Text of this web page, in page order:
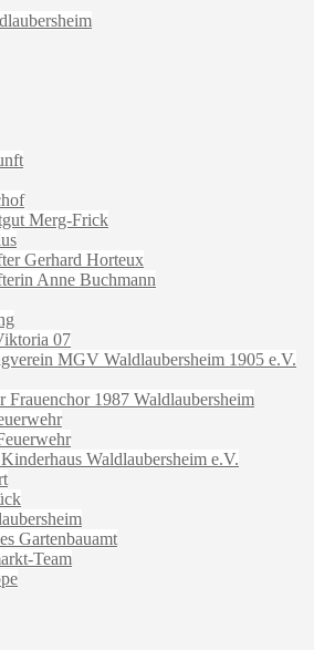
Merg-Frick
Gerhard Horteux
Anne Buchmann
07
MGV Waldlaubersheim 1905 e.V.
Frauenchor 1987 Waldlaubersheim
Waldlaubersheim e.V.
Gartenbauamt
Team